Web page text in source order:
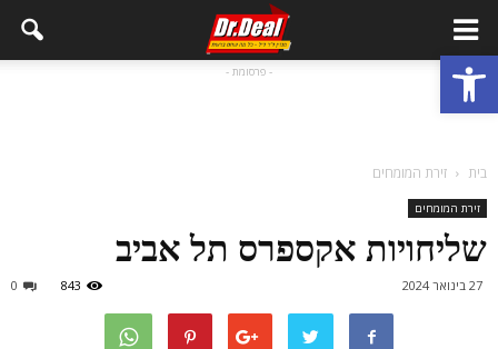
פתח סרגל נגישות - פרסומת -
בית זירת המומחים
זירת המומחים
שליחויות אקספרס תל אביב
27 בינואר 2024 0 843